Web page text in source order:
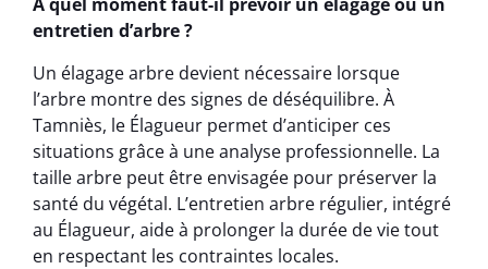
entretien d’arbre ?
Un élagage arbre devient nécessaire lorsque
l’arbre montre des signes de déséquilibre. À
Tamniès, le Élagueur permet d’anticiper ces
situations grâce à une analyse professionnelle. La
taille arbre peut être envisagée pour préserver la
santé du végétal. L’entretien arbre régulier, intégré
au Élagueur, aide à prolonger la durée de vie tout
en respectant les contraintes locales.